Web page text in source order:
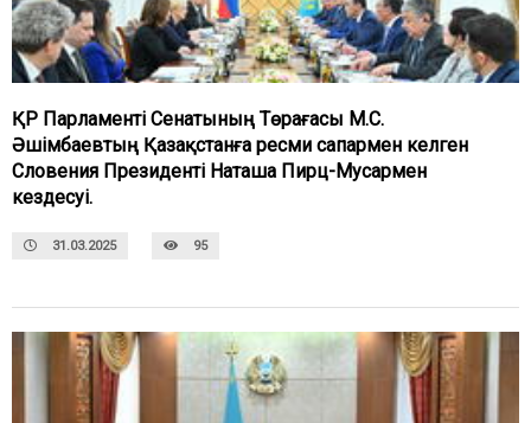
ҚР Парламенті Сенатының Төрағасы М.С.
Әшімбаевтың Қазақстанға ресми сапармен келген
Словения Президенті Наташа Пирц-Мусармен
кездесуі.
31.03.2025 95